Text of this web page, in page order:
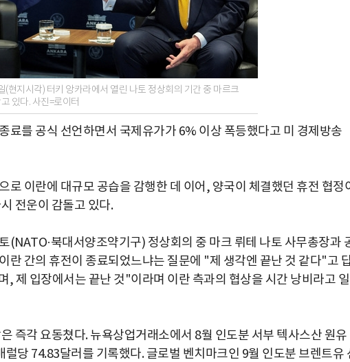
(현지시각) 터키 앙카라에서 열린 나토 정상회의 기간 중 마르크
있다. 사진=로이터
료를 공식 선언하면서 국제유가가 6% 이상 폭등했다고 미 경제방송
로 이란에 대규모 공습을 감행한 데 이어, 양국이 체결했던 휴전 협정
전운이 감돌고 있다.
(NATO·북대서양조약기구) 정상회의 중 마크 뤼테 나토 사무총장과
란 간의 휴전이 종료되었느냐는 질문에 "제 생각엔 끝난 것 같다"고
, 제 입장에서는 끝난 것"이라며 이란 측과의 협상을 시간 낭비라고 일
즉각 요동쳤다. 뉴욕상업거래소에서 8월 인도분 서부 텍사스산 원유
당 74.83달러를 기록했다. 글로벌 벤치마크인 9월 인도분 브렌트유